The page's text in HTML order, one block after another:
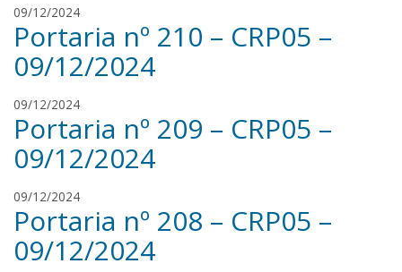
s
i
l
v
09/12/2024r
e
n
a
s
i
l
v
Portaria nº 210 – CRP05 –
09/12/2024
09/12/2024r
e
n
a
s
i
l
v
Portaria nº 209 – CRP05 –
09/12/2024
09/12/2024r
e
n
a
Portaria nº 208 – CRP05 –
09/12/2024